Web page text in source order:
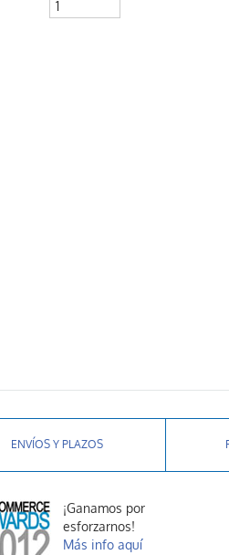
ENVÍOS Y PLAZOS
¡Ganamos por
esforzarnos!
Más info aquí